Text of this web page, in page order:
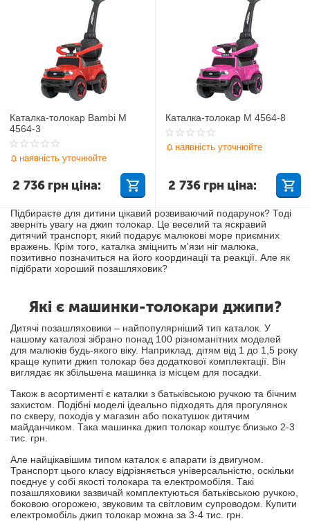
Підбираєте для дитини цікавий розвиваючий подарунок? Тоді
зверніть увагу на джип толокар. Це веселий та яскравий
дитячий транспорт, який подарує малюкові море приємних
вражень. Крім того, каталка зміцнить м'язи ніг малюка,
позитивно позначиться на його координації та реакції. Але як
підібрати хороший позашляховик?
Які є машинки-толокари джипи?
Дитячі позашляховики – найпопулярніший тип каталок. У
нашому каталозі зібрано понад 100 різноманітних моделей
для малюків будь-якого віку. Наприклад, дітям від 1 до 1,5 року
краще купити джип толокар без додаткової комплектації. Він
виглядає як збільшена машинка із місцем для посадки.
Також в асортименті є каталки з батьківською ручкою та бічним
захистом. Подібні моделі ідеально підходять для прогулянок
по скверу, походів у магазин або покатушок дитячим
майданчиком. Така машинка джип толокар коштує близько 2-3
тис. грн.
Але найцікавішим типом каталок є апарати із двигуном.
Транспорт цього класу відрізняється універсальністю, оскільки
поєднує у собі якості толокара та електромобіля. Такі
позашляховики зазвичай комплектуються батьківською ручкою,
боковою огорожею, звуковим та світловим супроводом. Купити
електромобіль джип толокар можна за 3-4 тис. грн.
Каталка-толокар Bambi M
4564-3
наявність уточнюйте
2 736 грн ціна:
Каталка-толокар M 4564-8
наявність уточнюйте
2 736 грн ціна: